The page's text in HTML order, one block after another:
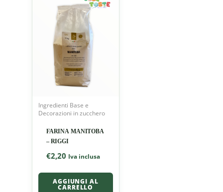
Ingredienti Base e
Decorazioni in zucchero
FARINA MANITOBA
– RIGGI
€2,20 Iva inclusa
AGGIUNGI AL
CARRELLO